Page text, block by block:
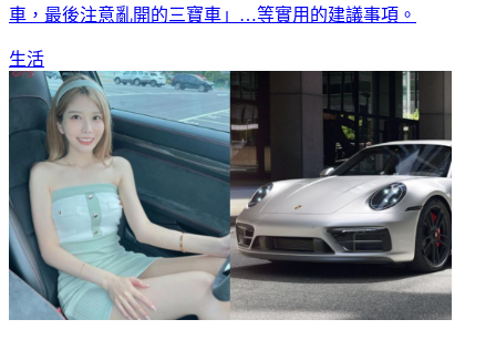
全距離，不要超速，不要龜內線，切換車道要打燈，注意後
生活